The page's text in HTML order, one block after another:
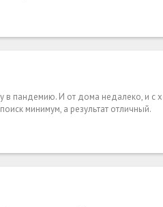
в пандемию. И от дома недалеко, и с
минимум, а результат отличный.